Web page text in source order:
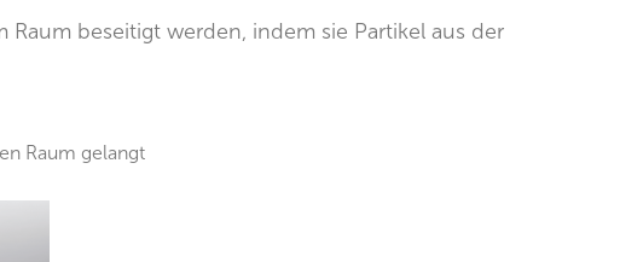
beseitigt werden, indem sie Partikel aus der
Raum gelangt